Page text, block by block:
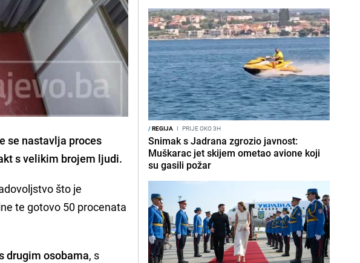
se nastavlja proces
s velikim brojem ljudi.
što je
te gotovo 50 procenata
drugim osobama, s
/REGIJA I PRIJE OKO 3H
Snimak s Jadrana zgrozio javnost:
Muškarac jet skijem ometao avione koji
su gasili požar